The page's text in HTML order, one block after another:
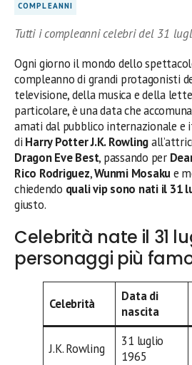
COMPLEANNI
Tutti i compleanni celebri del 31
Ogni giorno il mondo dello
compleanno di grandi protagonisti
televisione, della musica e della
particolare, è una data che
amati dal pubblico internazionale e
di Harry PotterJ.K. Rowling
Dragon Eve Best, passando per
Rico Rodriguez,Wunmi Mosakue
chiedendo quali vip sono nati il 31
giusto.
Celebrità nate il 31
personaggi più
Celebrità
Data di
nascita
J.K. Rowling
31 luglio
1965